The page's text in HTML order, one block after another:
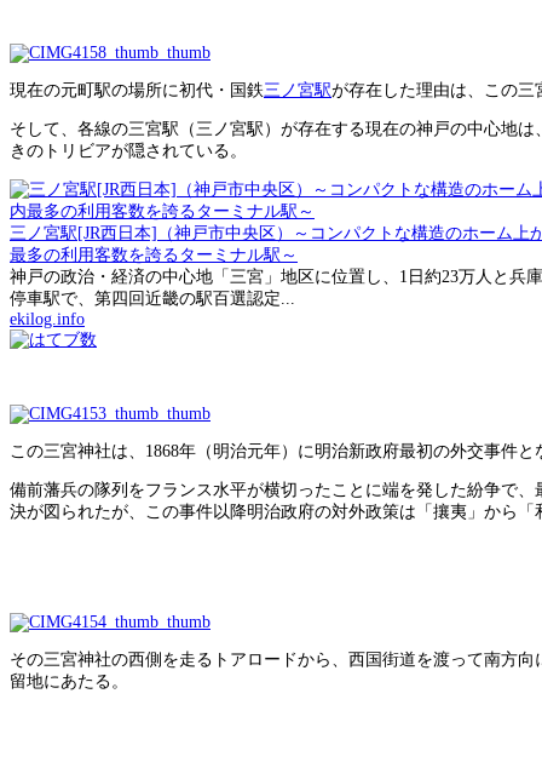
現在の元町駅の場所に初代・国鉄三ノ宮駅が存在した理由は、この三
そして、各線の三宮駅（三ノ宮駅）が存在する現在の神戸の中心地
きのトリビアが隠されている。
三ノ宮駅[JR西日本]（神戸市中央区）～コンパクトな構造のホーム
最多の利用客数を誇るターミナル駅～
神戸の政治・経済の中心地「三宮」地区に位置し、1日約23万人と兵
停車駅で、第四回近畿の駅百選認定...
ekilog.info
この三宮神社は、1868年（明治元年）に明治新政府最初の外交事件
備前藩兵の隊列をフランス水平が横切ったことに端を発した紛争で
決が図られたが、この事件以降明治政府の対外政策は「攘夷」から
その三宮神社の西側を走るトアロードから、西国街道を渡って南方
留地にあたる。